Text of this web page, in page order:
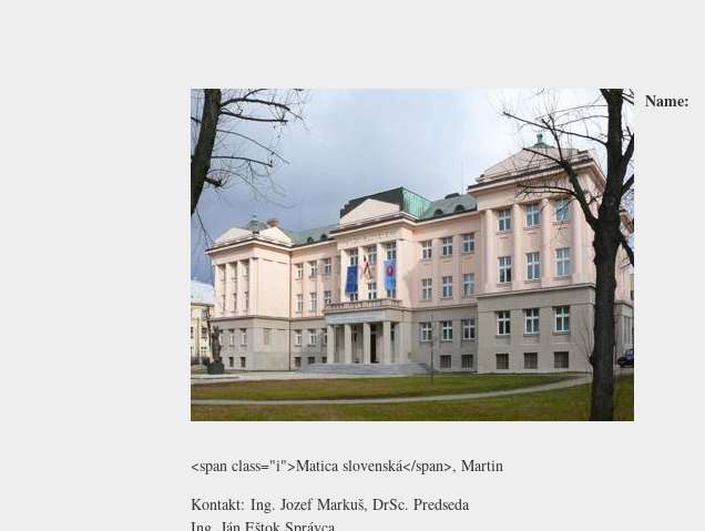
Name:
<span class="i">Matica slovenská</span>, Martin
Kontakt: Ing. Jozef Markuš, DrSc. Predseda